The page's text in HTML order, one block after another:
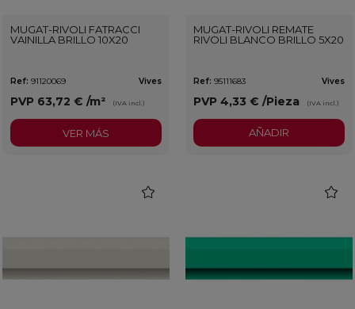
MUGAT-RIVOLI FATRACCI
VAINILLA BRILLO 10X20
Ref: 91120069 Vives
PVP 63,72 € /m² (IVA incl.)
VER MÁS
MUGAT-RIVOLI REMATE
RIVOLI BLANCO BRILLO 5X20
Ref: 95111683 Vives
PVP 4,33 € /Pieza (IVA incl.)
AÑADIR